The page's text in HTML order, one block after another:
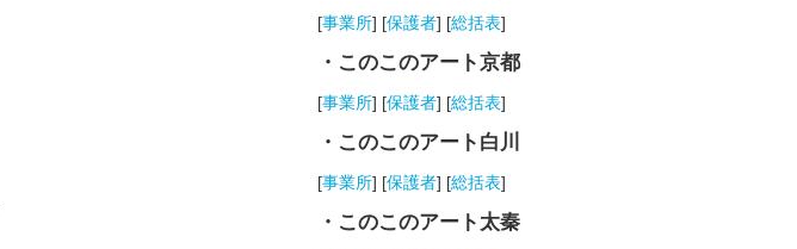
[事業所] [保護者] [総括表]
・このこのアート京都
[事業所] [保護者] [総括表]
・このこのアート白川
[事業所] [保護者] [総括表]
・このこのアート太秦